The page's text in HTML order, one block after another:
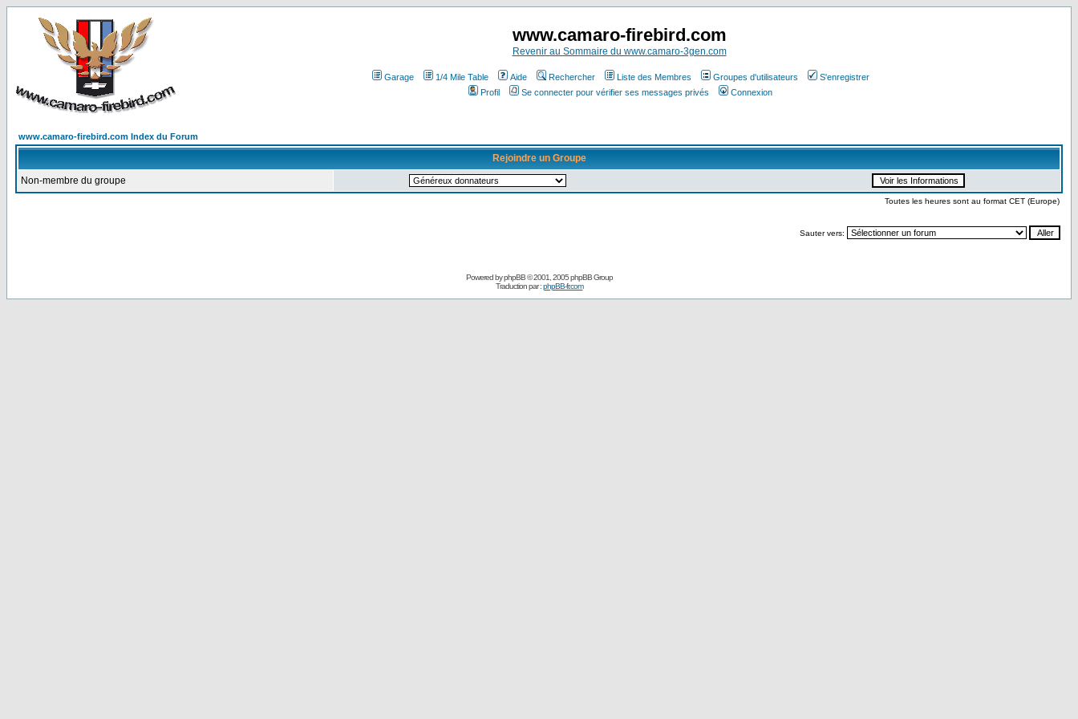
www.camaro-firebird.com
Revenir au Sommaire du www.camaro-3gen.com
Garage 1/4 Mile Table Aide Rechercher Liste des Membres Groupes d'utilisateurs
S'enregistrer
Profil
Se connecter pour vérifier ses messages privés Connexion
www.camaro-firebird.com Index du Forum
Rejoindre un Groupe
Non-membre du groupe
Toutes les heures sont au format CET (Europe)
Sauter vers:
Powered byphpBB© 2001, 2005 phpBB Group
Traduction par :phpBB-fr.com